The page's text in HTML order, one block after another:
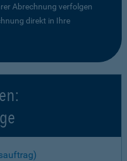
Abrechnung verfolgen
direkt in Ihre